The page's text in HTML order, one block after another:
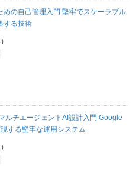
めの自己管理入門 堅牢でスケーラブル
する技術
ルチエージェントAI設計入門 Google
する堅牢な運用システム